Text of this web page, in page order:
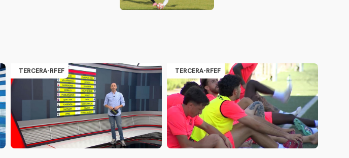
TERCERA-RFEF TERCERA-RFEF